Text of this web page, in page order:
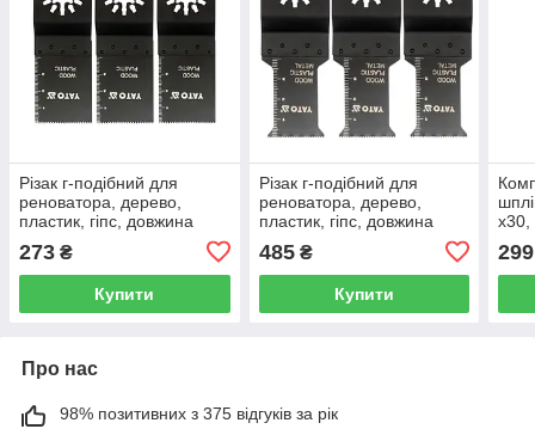
Різак г-подібний для
реноватора, дерево,
пластик, гіпс, довжина
YATO YT-34685
273 ₴
Купити
Різак г-подібний для
реноватора, дерево,
пластик, гіпс, довжина
3шт)YATO YT-34684
485₴
Купити
YT-
299
Про нас
98% позитивних з 375 відгуків за рік